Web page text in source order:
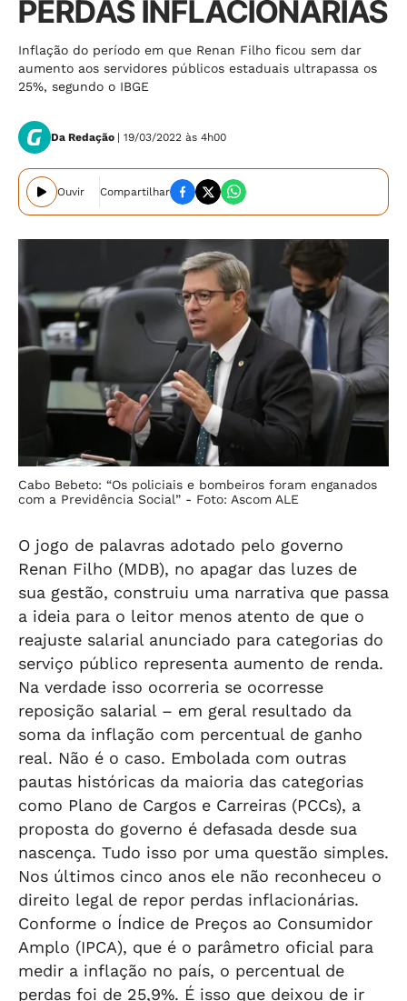
PERDAS INFLACIONÁRIAS
Inflação do período em que Renan Filho ficou sem dar
aumento aos servidores públicos estaduais ultrapassa os
25%, segundo o IBGE
Da Redação | 19/03/2022 às 4h00
Ouvir Compartilhar
Cabo Bebeto: “Os policiais e bombeiros foram enganados
com a Previdência Social” - Foto: Ascom ALE
O jogo de palavras adotado pelo governo
Renan Filho (MDB), no apagar das luzes de
sua gestão, construiu uma narrativa que passa
a ideia para o leitor menos atento de que o
reajuste salarial anunciado para categorias do
serviço público representa aumento de renda.
Na verdade isso ocorreria se ocorresse
reposição salarial – em geral resultado da
soma da inflação com percentual de ganho
real. Não é o caso. Embolada com outras
pautas históricas da maioria das categorias
como Plano de Cargos e Carreiras (PCCs), a
proposta do governo é defasada desde sua
nascença. Tudo isso por uma questão simples.
Nos últimos cinco anos ele não reconheceu o
direito legal de repor perdas inflacionárias.
Conforme o Índice de Preços ao Consumidor
Amplo (IPCA), que é o parâmetro oficial para
medir a inflação no país, o percentual de
perdas foi de 25,9%. É isso que deixou de ir